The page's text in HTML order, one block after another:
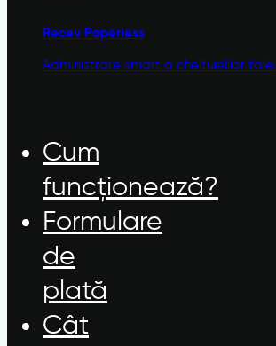
Recev Paperless
Administrare smart a cheltuielilor tale.
Cum
funcționează?
Formulare
de
plată
Cât